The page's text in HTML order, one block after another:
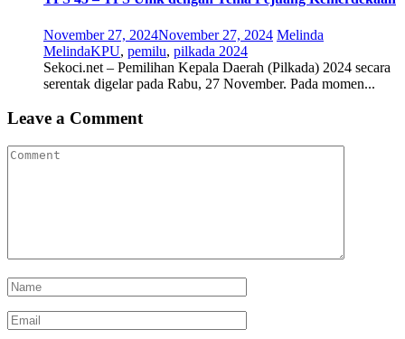
November 27, 2024November 27, 2024 Melinda
MelindaKPU, pemilu, pilkada 2024
Sekoci.net – Pemilihan Kepala Daerah (Pilkada) 2024 secara
serentak digelar pada Rabu, 27 November. Pada momen...
Leave a Comment